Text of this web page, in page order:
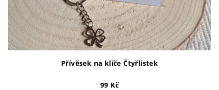
Přívěsek na klíče Čtyřlístek
99 Kč